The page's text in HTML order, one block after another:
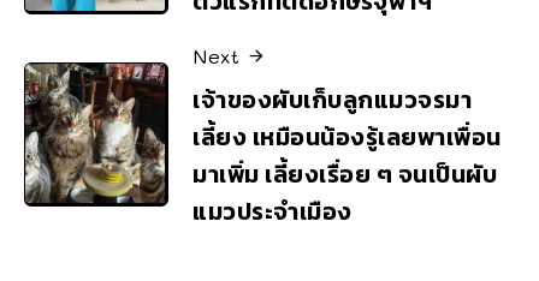
Next
เจ้าของผับเก็บลูกแมวจรมา
เลี้ยง เหมือนน้องรู้เลยพาเพื่อน
มาเพิ่ม เลี้ยงเรื่อย ๆ จนเป็นผับ
แมวประจำเมือง